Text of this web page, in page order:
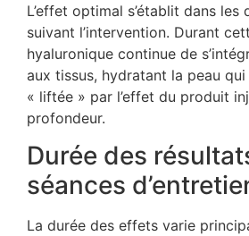
L’effet optimal s’établit dans les
suivant l’intervention. Durant
hyaluronique continue de
aux tissus, hydratant la peau
« liftée » par l’effet du produit
profondeur.
Durée des
séances
La durée des effets varie